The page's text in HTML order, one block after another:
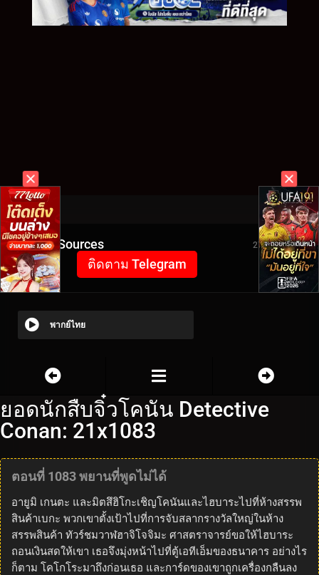
Video Sources 2780 Views
ติดตาม Telegram
พากย์ไทย
ยอดนักสืบจิ๋วโคนัน Detective
Conan: 21x1083
ตอนที่ 1083 พยานที่พูดไม่ได้
อายูมิ เกนตะ และมิตสึฮิโกะเชิญโคนันและไฮบาระไปที่ห้างสรรพ
สินค้าเบกะ พวกเขาตั้งเป้าไปที่การจับสลากรางวัลใหญ่ในห้าง
สรรพสินค้า ทัวร์ชมวาฬฮาจิโจจิมะ ศาสตราจารย์ขอให้ไฮบาระ
ถอนเงินสดให้เขา เธอจึงมุ่งหน้าไปที่ตู้เอทีเอ็มของธนาคาร อย่างไร
ก็ตาม โคโกโระมาถึงก่อนเธอ และการ์ดของเขาถูกเครื่องกลืนลง